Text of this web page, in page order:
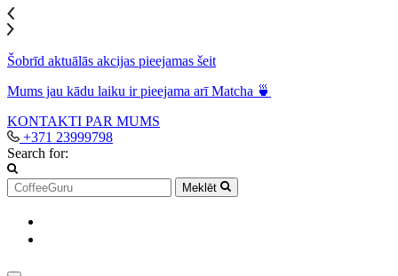
Šobrīd aktuālās akcijas pieejamas šeit
Mums jau kādu laiku ir pieejama arī Matcha 🍵
KONTAKTI PAR MUMS
+371 23999798
Search for:
Meklēt